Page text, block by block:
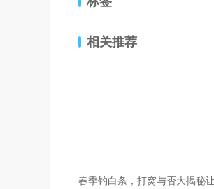
相关推荐
春季钓白条，打窝与否大揭秘